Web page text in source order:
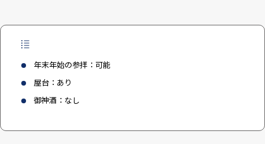
年末年始の参拝：可能
屋台：あり
御神酒：なし